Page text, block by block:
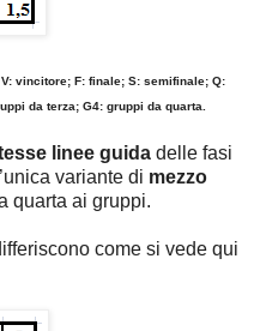
vincitore; F: finale; S: semifinale; Q:
da terza; G4: gruppi da quarta.
linee guida delle fasi
variante di mezzo
quarta ai gruppi.
come si vede qui